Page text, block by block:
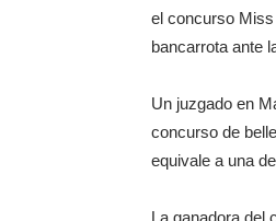
el concurso
bancarrota ante
Un juzgado en
concurso de
equivale a una
La ganadora del